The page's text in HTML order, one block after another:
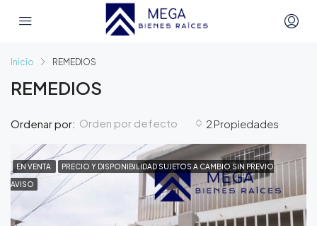
Inicio REMEDIOS
REMEDIOS
2 Propiedades
Ordenar por: Orden por defecto
EN VENTA PRECIO Y DISPONIBILIDAD SUJETOS A CAMBIO SIN PREVIO
AVISO